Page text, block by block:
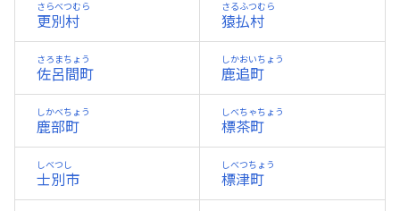
更別村
さらべつむら
猿払村
さるふつむら
佐呂間町
さろまちょう
鹿追町
しかおいちょう
鹿部町
しかべちょう
標茶町
しべちゃちょう
士別市
しべつし
標津町
しべつちょう